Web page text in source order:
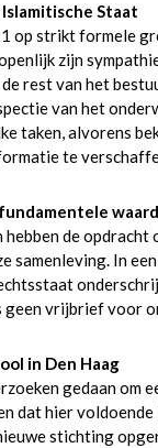
Staat
op strikt formele
zijn
rest van het
van het
taken, alvorens
te
hebben de
samenleving. In
geen vrijbrief voor
in Den Haag
gedaan om
dat hier
stichting